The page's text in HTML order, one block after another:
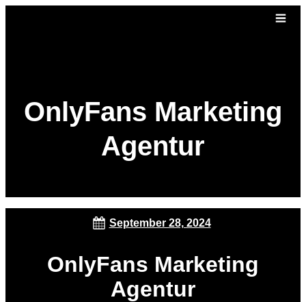
OnlyFans Marketing
Agentur
September 28, 2024
OnlyFans Marketing
Agentur